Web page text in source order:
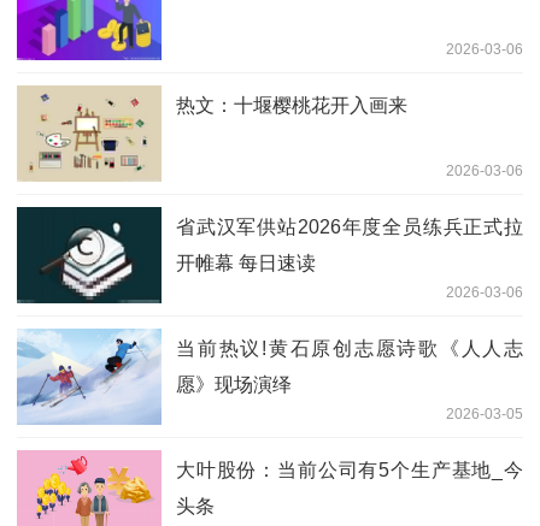
2026-03-06
热文：十堰樱桃花开入画来
2026-03-06
省武汉军供站2026年度全员练兵正式拉
开帷幕 每日速读
2026-03-06
当前热议!黄石原创志愿诗歌《人人志
愿》现场演绎
2026-03-05
大叶股份：当前公司有5个生产基地_今
头条